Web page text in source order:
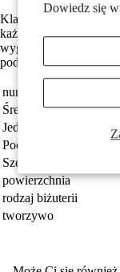
Dowiedz się
Klasyczne kolczyki
każdej stylizacji.
wygodne w noszeniu.
podkreślą Twoją
numer zamówienia
Średnica obręczy
Jednostka
Pochodzenie
Szerokość
powierzchnia
rodzaj biżuterii
tworzywo